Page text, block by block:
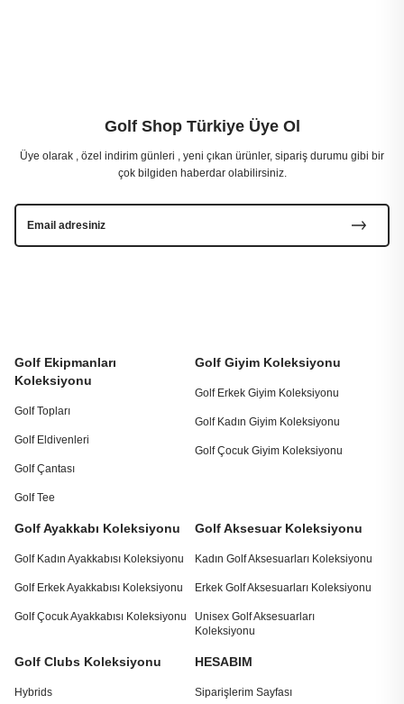
Golf Ekipmanları
Koleksiyonu
Golf Topları
Golf Eldivenleri
Golf Çantası
Golf Tee
Golf Giyim Koleksiyonu
Golf Erkek Giyim Koleksiyonu
Golf Kadın Giyim Koleksiyonu
Golf Çocuk Giyim Koleksiyonu
Golf Ayakkabı Koleksiyonu
Golf Kadın Ayakkabısı Koleksiyonu
Golf Erkek Ayakkabısı Koleksiyonu
Golf Çocuk Ayakkabısı Koleksiyonu
Golf Aksesuar Koleksiyonu
Kadın Golf Aksesuarları Koleksiyonu
Erkek Golf Aksesuarları Koleksiyonu
Unisex Golf Aksesuarları
Koleksiyonu
Golf Clubs Koleksiyonu
Hybrids
HESABIM
Siparişlerim Sayfası
Golf Shop Türkiye Üye Ol
Üye olarak , özel indirim günleri , yeni çıkan ürünler, sipariş durumu gibi bir
çok bilgiden haberdar olabilirsiniz.